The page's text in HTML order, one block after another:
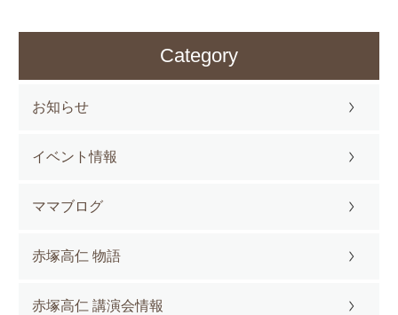
Category
お知らせ
イベント情報
ママブログ
赤塚高仁 物語
赤塚高仁 講演会情報